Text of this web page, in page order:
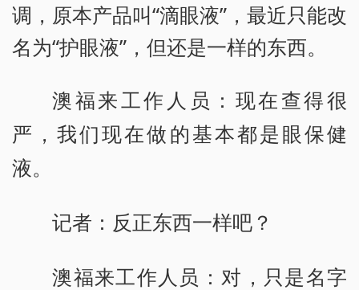
调，原本产品叫“滴眼液”，最近只能改
名为“护眼液”，但还是一样的东西。
澳福来工作人员：现在查得很
严，我们现在做的基本都是眼保健
液。
记者：反正东西一样吧？
澳福来工作人员：对，只是名字